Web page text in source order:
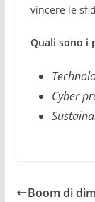
vincere le
Quali sono i
Cyber
Boom di